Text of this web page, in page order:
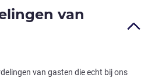
van
van gasten die echt bij ons